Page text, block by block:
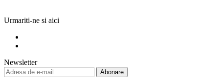
Urmariti-ne si aici
Newsletter
Abonare